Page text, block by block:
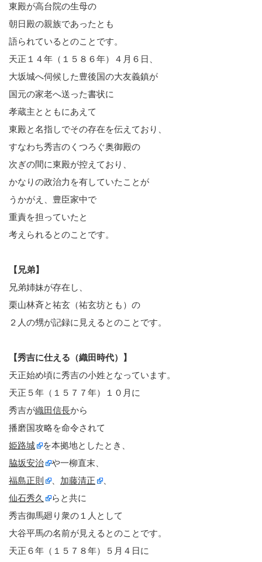
東殿が高台院の生母の
朝日殿の親族であったとも
語られているとのことです。
天正１４年（１５８６年）４月６日、
大坂城へ伺候した豊後国の大友義鎮が
国元の家老へ送った書状に
孝蔵主とともにあえて
東殿と名指しでその存在を伝えており、
すなわち秀吉のくつろぐ奥御殿の
次ぎの間に東殿が控えており、
かなりの政治力を有していたことが
うかがえ、豊臣家中で
重責を担っていたと
考えられるとのことです。
【兄弟】
兄弟姉妹が存在し、
栗山林斉と祐玄（祐玄坊とも）の
２人の甥が記録に見えるとのことです。
【秀吉に仕える（織田時代）】
天正始め頃に秀吉の小姓となっています。
天正５年（１５７７年）１０月に
秀吉が織田信長から
播磨国攻略を命令されて
姫路城
を本拠地としたとき、
脇坂安治
や一柳直末、
福島正則
加藤清正
仙石秀久
らと共に
秀吉御馬廻り衆の１人として
大谷平馬の名前が見えるとのことです。
天正６年（１５７８年）５月４日に